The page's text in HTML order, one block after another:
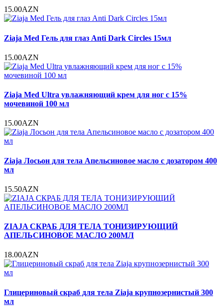
15.00AZN
Ziaja Med Гель для глаз Anti Dark Circles 15мл
15.00AZN
Ziaja Med Ultra увлажняющий крем для ног с 15%
мочевиной 100 мл
15.00AZN
Ziaja Лосьон для тела Апельсиновое масло с дозатором 400
мл
15.50AZN
ZIAJA СКРАБ ДЛЯ ТЕЛА ТОНИЗИРУЮЩИЙ
АПЕЛЬСИНОВОЕ МАСЛО 200МЛ
18.00AZN
Глицериновый скраб для тела Ziaja крупнозернистый 300
мл